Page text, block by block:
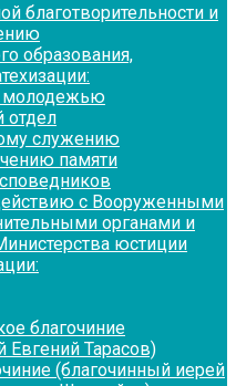
благотворительности и
образования,
молодежью
служению
памяти
с Вооруженными
органами и
юстиции
благочиние
Евгений Тарасов)
(благочинный иерей